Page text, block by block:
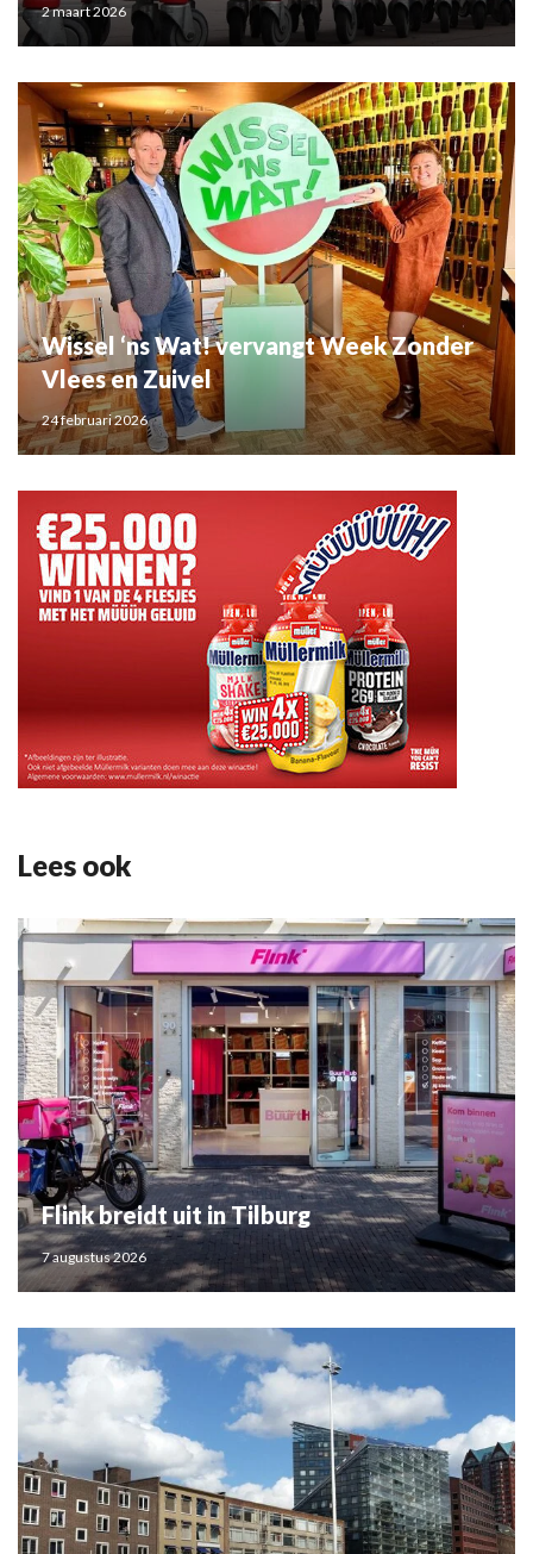
2 maart 2026
Wissel ‘ns Wat! vervangt Week Zonder
Vlees en Zuivel
24 februari 2026
Lees ook
Flink breidt uit in Tilburg
7 augustus 2026